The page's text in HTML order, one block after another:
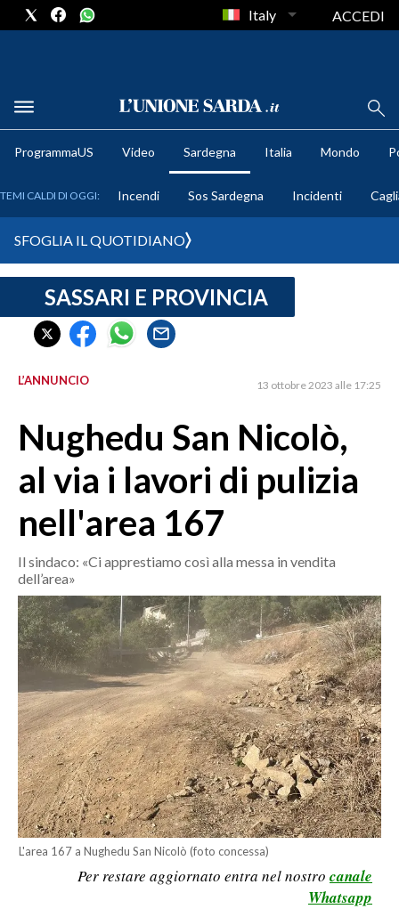
METEO
CRONACA SARDEGNA
CAGLIARI
SULCIS IGLESIENTE
ORISTANO E PROVINCIA
SASSARI E PROVINCIA
GALLURA
NUORO E PROVINCIA
OGLIASTRA
AGENDA
CRONACA
ITALIA
MONDO
POLITICA
ECONOMIA
SERVIZI ALLE IMPRESE
LAVORO
BANDI
Italy ACCEDI
ProgrammaUS Video Sardegna Italia Mondo
TEMI CALDI DI OGGI: Incendi Sos Sardegna Incidenti
SFOGLIA IL QUOTIDIANO
SASSARI E PROVINCIA
L’ANNUNCIO 13 ottobre 2023 alle 17:25
Nughedu San Nicolò,
al via i lavori di pulizia
nell'area 167
Il sindaco: «Ci apprestiamo così alla messa in vendita
dell’area»
L'area 167 a Nughedu San Nicolò (foto concessa)
Per restare aggiornato entra nel nostro canale
Whatsapp